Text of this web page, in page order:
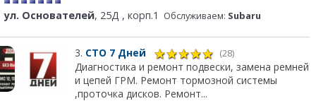
ул. Основателей, 25Д , корп.1 Обслуживаем: Subaru
3. СТО 7 Дней (28)
Диагностика и ремонт подвески, замена ремней
и цепей ГРМ. Ремонт тормозной системы
,проточка дисков. Ремонт...